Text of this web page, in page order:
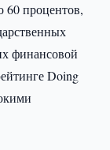
процентов,
финансовой
Doing